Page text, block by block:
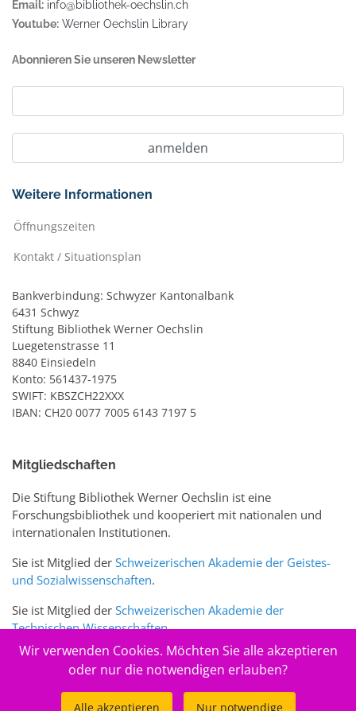
Email: info@bibliothek-oechslin.ch
Youtube: Werner Oechslin Library
Abonnieren Sie unseren Newsletter
Weitere Informationen
Öffnungszeiten
Kontakt / Situationsplan
Bankverbindung: Schwyzer Kantonalbank
6431 Schwyz
Stiftung Bibliothek Werner Oechslin
Luegetenstrasse 11
8840 Einsiedeln
Konto: 561437-1975
SWIFT: KBSZCH22XXX
IBAN: CH20 0077 7005 6143 7197 5
Mitgliedschaften
Die Stiftung Bibliothek Werner Oechslin ist eine
Forschungsbibliothek und kooperiert mit nationalen und
internationalen Institutionen.
Sie ist Mitglied der Schweizerischen Akademie der Geistes-
und Sozialwissenschaften.
Sie ist Mitglied der Schweizerischen Akademie der
Technischen Wissenschaften.
Sie ist zudem Mitglied des Schweizer Portalswww.sciences-
Wir verwenden Cookies. Möchten Sie alle akzeptieren
oder nur die notwendigen erlauben?
Alle akzeptieren Nur notwendige